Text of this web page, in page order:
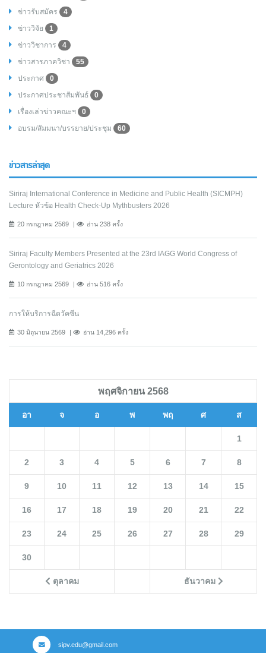
ข่าวรับสมัคร
4
ข่าววิจัย
1
ข่าววิชาการ
4
ข่าวสารภาควิชา
55
ประกาศ
0
ประกาศประชาสัมพันธ์
0
เรื่องเล่าข่าวคณะฯ
0
อบรม/สัมมนา/บรรยาย/ประชุม
60
ข่าวสารล่าสุด
Siriraj International Conference in Medicine and Public Health (SICMPH)
Lecture หัวข้อ Health Check-Up Mythbusters 2026
20 กรกฎาคม 2569 อ่าน 238 ครั้ง
Siriraj Faculty Members Presented at the 23rd IAGG World Congress of
Gerontology and Geriatrics 2026
10 กรกฎาคม 2569 อ่าน 516 ครั้ง
การให้บริการฉีดวัคซีน
30 มิถุนายน 2569 อ่าน 14,296 ครั้ง
พฤศจิกายน 2568
อา จ อ พ พฤ ศ ส
ตุลาคม ธันวาคม
1
2 3 4 5 6 7 8
9 10 11 12 13 14 15
16 17 18 19 20 21 22
23 24 25 26 27 28 29
30
sipv.edu@gmail.com